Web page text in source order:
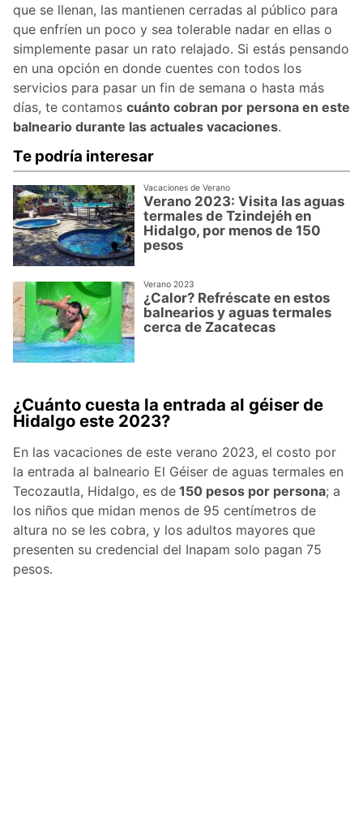
que se llenan, las mantienen cerradas al público para
que enfríen un poco y sea tolerable nadar en ellas o
simplemente pasar un rato relajado. Si estás pensando
en una opción en donde cuentes con todos los
servicios para pasar un fin de semana o hasta más
días, te contamos cuánto cobran por persona en este
balneario durante las actuales vacaciones.
Te podría interesar
Vacaciones de Verano
Verano 2023: Visita las aguas
termales de Tzindejéh en
Hidalgo, por menos de 150
pesos
Verano 2023
¿Calor? Refréscate en estos
balnearios y aguas termales
cerca de Zacatecas
¿Cuánto cuesta la entrada al géiser de
Hidalgo este 2023?
En las vacaciones de este verano 2023, el costo por
la entrada al balneario El Géiser de aguas termales en
Tecozautla, Hidalgo, es de 150 pesos por persona; a
los niños que midan menos de 95 centímetros de
altura no se les cobra, y los adultos mayores que
presenten su credencial del Inapam solo pagan 75
pesos.